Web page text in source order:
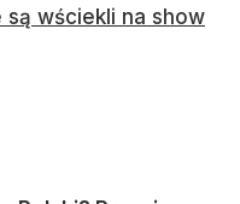
są wściekli na show